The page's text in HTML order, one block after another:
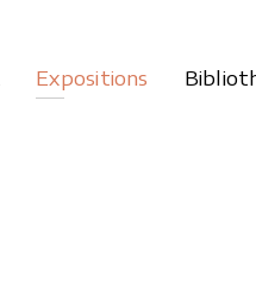
Expositions